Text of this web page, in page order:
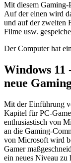
Mit diesem Gaming-
Auf der einen wird
und auf der zweiten
Filme usw.
Der Computer hat
Windows 11
neue
Mit der Einführung
Kapitel für PC-
enthusiastisch von
an die Gaming-
von Microsoft wird
Gamer
ein neues Niveau zu